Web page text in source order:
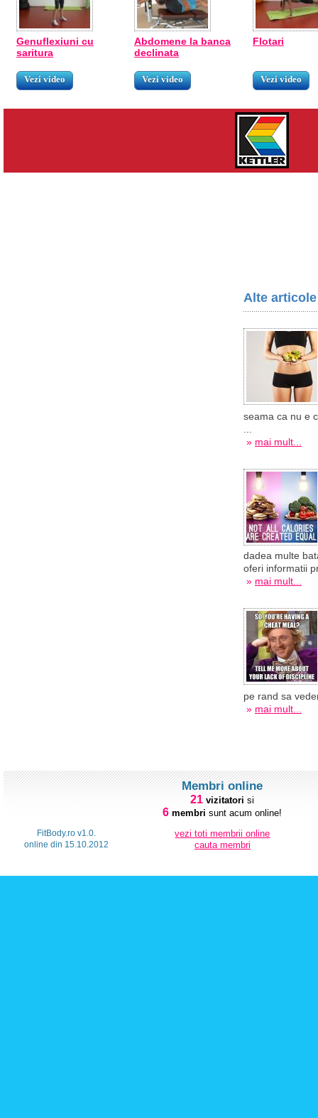
Genuflexiuni cu
saritura
Vezi video
Abdomene la banca
declinata
Vezi video
Flotari
Vezi video
Alte
seama ca nu e
» mai mult...
dadea multe
oferi informatii
» mai mult...
pe rand sa
» mai mult...
FitBody.ro v1.0.
online din 15.10.2012
Membri online
21 vizitatori si
6 membri sunt acum online!
vezi toti membrii online
cauta membri